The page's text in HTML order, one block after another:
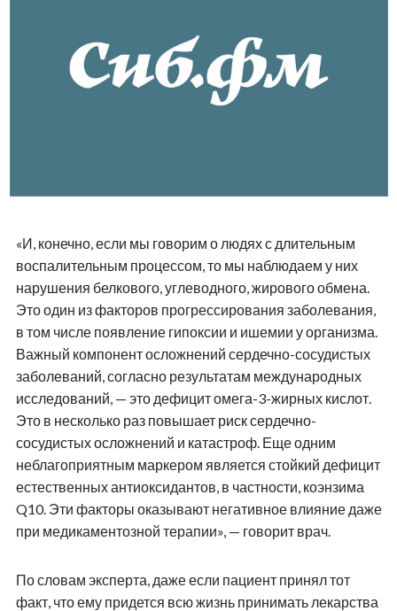
«И, конечно, если мы говорим о людях с длительным
воспалительным процессом, то мы наблюдаем у них
нарушения белкового, углеводного, жирового обмена.
Это один из факторов прогрессирования заболевания,
в том числе появление гипоксии и ишемии у организма.
Важный компонент осложнений сердечно-сосудистых
заболеваний, согласно результатам международных
исследований, — это дефицит омега-3-жирных кислот.
Это в несколько раз повышает риск сердечно-
сосудистых осложнений и катастроф. Еще одним
неблагоприятным маркером является стойкий дефицит
естественных антиоксидантов, в частности, коэнзима
Q10. Эти факторы оказывают негативное влияние даже
при медикаментозной терапии», — говорит врач.
По словам эксперта, даже если пациент принял тот
факт, что ему придется всю жизнь принимать лекарства